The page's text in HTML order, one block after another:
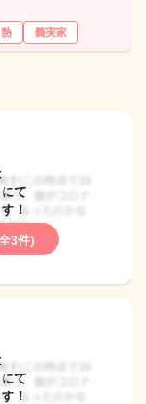
熱 義実家
にて
！
3件)
にて
！